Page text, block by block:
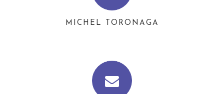
MICHEL TORONAGA